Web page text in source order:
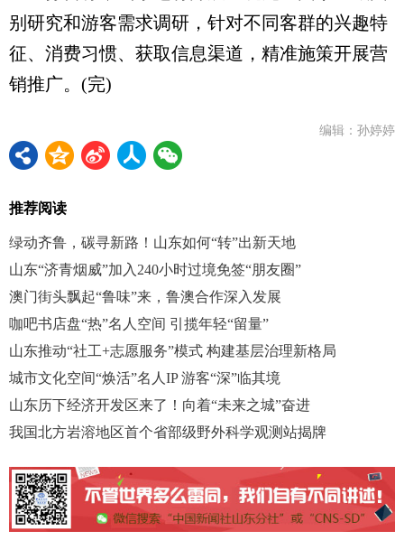
别研究和游客需求调研，针对不同客群的兴趣特
征、消费习惯、获取信息渠道，精准施策开展营
销推广。(完)
编辑：孙婷婷
推荐阅读
绿动齐鲁，碳寻新路！山东如何“转”出新天地
山东“济青烟威”加入240小时过境免签“朋友圈”
澳门街头飘起“鲁味”来，鲁澳合作深入发展
咖吧书店盘“热”名人空间 引揽年轻“留量”
山东推动“社工+志愿服务”模式 构建基层治理新格局
城市文化空间“焕活”名人IP 游客“深”临其境
山东历下经济开发区来了！向着“未来之城”奋进
我国北方岩溶地区首个省部级野外科学观测站揭牌